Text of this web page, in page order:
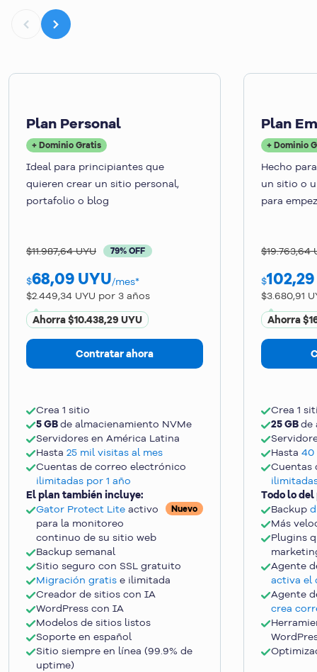
Plan Personal
+ Dominio Gratis
Ideal para principiantes que
quieren crear un sitio personal,
portafolio o blog
$11.987,64 UYU 79% OFF
$68,09 UYU/mes*
$2.449,34 UYU por 3 años
Ahorra $10.438,29 UYU
Contratar ahora
Crea 1 sitio
5 GBde almacienamiento NVMe
Servidores en América Latina
Hasta 25 mil visitas al mes
Cuentas de correo electrónico
ilimitadas por 1 año
El plan también incluye:
Gator Protect Lite activo
para la monitoreo
continuo de su sitio web
Nuevo
Backup semanal
Sitio seguro con SSL gratuito
Migración gratis e ilimitada
Creador de sitios con IA
WordPress con IA
Modelos de sitios listos
Soporte en español
Sitio siempre en línea (99.9% de
uptime)
Plan
+ Dominio
Hecho
un sitio o
para
$19.763,64
$102,29
$3.680,91
Ahorra
Crea 1
25 GBde
Hasta 40
Cuentas
Todo lo del
Backup
Más
Plugins
Agente
activa el
Agente
crea